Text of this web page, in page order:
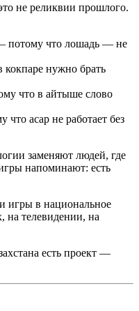
не реликвии прошлого.
что лошадь — не
нужно брать
что в айтыше слово
асар не работает без
заменяют людей, где
напоминают: есть
игры в национальное
на телевидении, на
есть проект —